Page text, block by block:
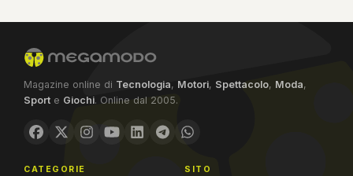
Magazine online di Tecnologia, Motori, Spettacolo, Moda,
Sport e Giochi. Online dal 2005.
CATEGORIE SITO